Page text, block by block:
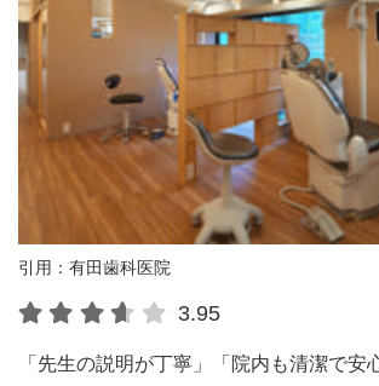
引用： 有田歯科医院
3.95
「先生の説明が丁寧」「院内も清潔で安